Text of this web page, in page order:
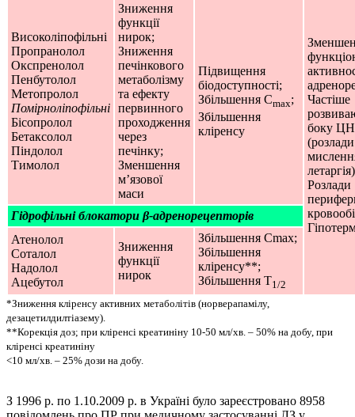
Частіше
боку
(розлади
Розлади
Високоліпофільні
Пропранолол
Окспренолол
Пенбутолол
Метопролол
Помірноліпофільні
Бісопролол
Бетаксолол
Піндолол
Тимолол
Зниження
функції
нирок;
Зниження
печінкового
метаболізму
та ефекту
первинного
проходження
через
печінку;
Зменшення
м’язової
маси
Підвищення
біодоступності;
Збільшення Сmax;
Збільшення
кліренсу
Гідрофільні блокатори β-адренорецепторів
Атенолол
Соталол
Надолол
Ацебутол
Зниження
функції
нирок
Збільшення Сmax;
Збільшення
кліренсу**;
Збільшення Т1/2
*Зниження кліренсу активних метаболітів (норверапамілу,
дезацетилдилтіазему).
**Корекція доз; при кліренсі креатиніну 10-50 мл/хв. – 50% на добу, при
кліренсі креатиніну
<10 мл/хв. – 25% дози на добу.
З 1996 р. по 1.10.2009 р. в Україні було зареєстровано 8958